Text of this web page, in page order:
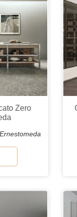
Zero
Ernestomeda